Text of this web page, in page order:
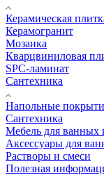
Керамическая
Керамогранит
Мозаика
Кварцвиниловая
SPC-ламинат
Сантехника
Напольные
Сантехника
Мебель для ванных
Аксессуары для
Растворы и смеси
Полезная